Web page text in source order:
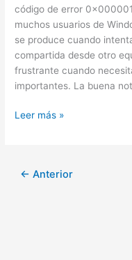
código de error
muchos usuarios de
se produce cuando
compartida desde otro
frustrante cuando
importantes. La buena
Windows
Leer más »
← Anterior